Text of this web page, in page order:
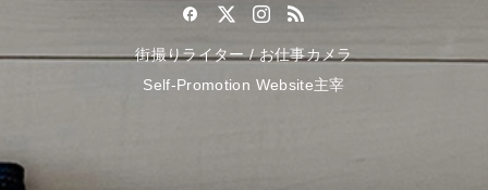
街撮りライター / お仕事カメラ
Self-Promotion Website主宰